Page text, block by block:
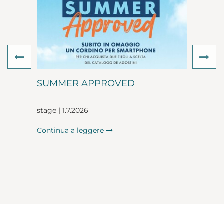
SUMMER APPROVED
stage | 1.7.2026
Continua a leggere
Previous